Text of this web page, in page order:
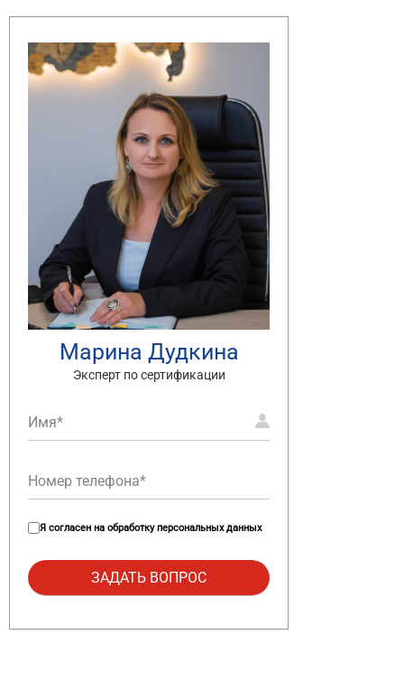
Марина Дудкина
Эксперт по сертификации
Я согласен на обработку персональных данных